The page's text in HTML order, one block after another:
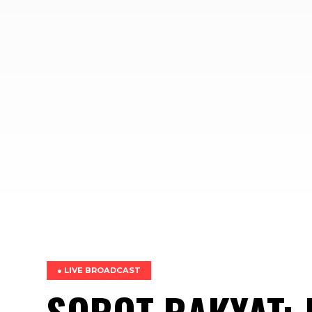
● LIVE BROADCAST